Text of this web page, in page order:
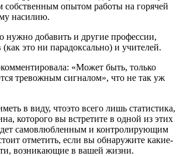
опытом работы на горячей
насилию.
нужно добавить и другие профессии,
это ни парадоксально) и учителей.
«Может быть, только
тревожным сигналом», что не так уж
в виду, чтоэто всего лишь статистика,
которого вы встретите в одной из этих
самовлюбленным и контролирующим
отметить, если вы обнаружите какие-
возникающие в вашей жизни.